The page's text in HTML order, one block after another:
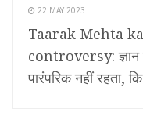
22 MAY 2023
Taarak Mehta
controversy: ज्ञान
पारंपरिक नहीं रहता,